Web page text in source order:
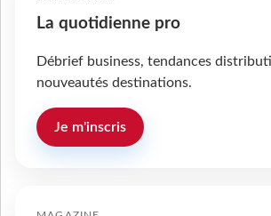
La quotidienne pro
Débrief business, tendances
nouveautés destinations.
Je m'inscris